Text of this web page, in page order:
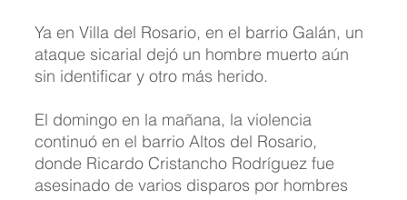
Ya en Villa del Rosario, en el barrio Galán, un
ataque sicarial dejó un hombre muerto aún
sin identificar y otro más herido.
El domingo en la mañana, la violencia
continuó en el barrio Altos del Rosario,
donde Ricardo Cristancho Rodríguez fue
asesinado de varios disparos por hombres